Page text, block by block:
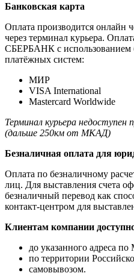
Банковская карта
Оплата производится онлайн
через терминал курьера.
СБЕРБАНК с использованием
платёжных систем:
МИР
VISA International
Mastercard Worldwide
Терминал курьера недоступен
(дальше 250км от МКАД)
Безналичная оплата для
Оплата по безналичному
лиц. Для выставления счета
безналичный перевод как
контакт-центром для
Клиентам компании
до указанного адреса
по территории
самовывозом.